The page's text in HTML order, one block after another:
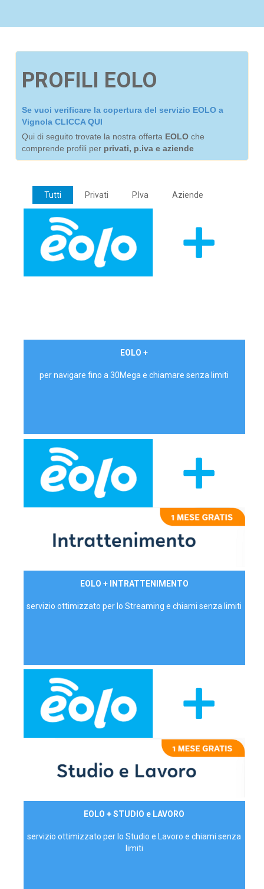
PROFILI EOLO
Se vuoi verificare la copertura del servizio EOLO a
Vignola CLICCA QUI
Qui di seguito trovate la nostra offerta EOLO che
comprende profili per privati, p.iva e aziende
Tutti Privati P.Iva Aziende
EOLO +
per navigare fino a 30Mega e chiamare senza limiti
EOLO + INTRATTENIMENTO
servizio ottimizzato per lo Streaming e chiami senza limiti
EOLO + STUDIO e LAVORO
servizio ottimizzato per lo Studio e Lavoro e chiami senza
limiti